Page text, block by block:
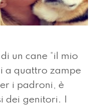
un cane “il mio
a quattro zampe
i padroni, è
dei genitori. I